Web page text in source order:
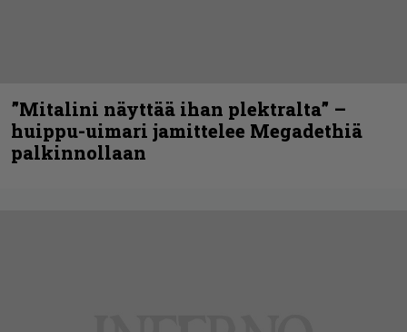
”Mitalini näyttää ihan plektralta” –
huippu-uimari jamittelee Megadethiä
palkinnollaan